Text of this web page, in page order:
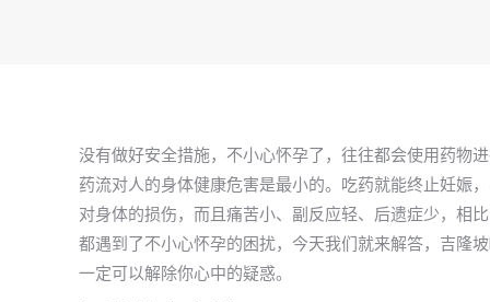
没有做好安全措施，不小心怀孕了，往往都会使用药物
药流对人的身体健康危害是最小的。吃药就能终止妊娠
对身体的损伤，而且痛苦小、副反应轻、后遗症少，相
都遇到了不小心怀孕的困扰，今天我们就来解答，吉隆
一定可以解除你心中的疑惑。